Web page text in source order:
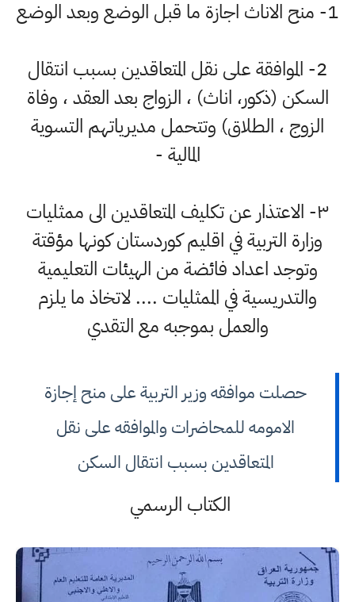
1- منح الاناث اجازة ما قبل الوضع وبعد الوضع
2- الموافقة على نقل المتعاقدين بسبب انتقال
السكن (ذكور، اناث) ، الزواج بعد العقد ، وفاة
الزوج ، الطلاق) وتتحمل مديرياتهم التسوية
المالية -
٣- الاعتذار عن تكليف المتعاقدين الى ممثليات
وزارة التربية في اقليم كوردستان كونها مؤقتة
وتوجد اعداد فائضة من الهيئات التعليمية
والتدريسية في الممثليات .... لاتخاذ ما يلزم
والعمل بموجبه مع التقدي
حصلت موافقه وزير التربية على منح إجازة
الامومه للمحاضرات والموافقه على نقل
المتعاقدين بسبب انتقال السكن
الكتاب الرسمي